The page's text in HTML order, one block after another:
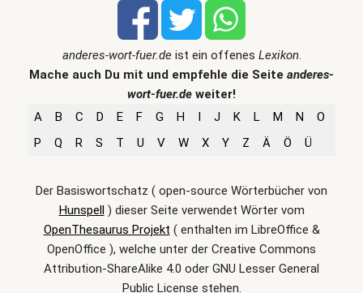
anderes-wort-fuer.deist ein offenes Lexikon.
Mache auch Du mit und empfehle die Seite anderes-
wort-fuer.de weiter!
A
B C D E F G H I J K L M N
O
P
Q R S T U V W X Y Z Ä Ö Ü
Der Basiswortschatz ( open-source Wörterbücher von
Hunspell) dieser Seite verwendet Wörter vom
OpenThesaurus Projekt ( enthalten im LibreOffice &
OpenOffice ), welche unter der Creative Commons
Attribution-ShareAlike 4.0 oder GNU Lesser General
Public License stehen.